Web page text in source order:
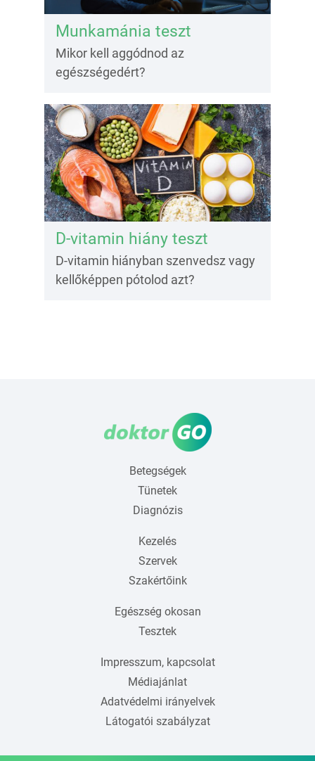
Munkamánia teszt
Mikor kell aggódnod az
egészségedért?
D-vitamin hiány teszt
D-vitamin hiányban szenvedsz vagy
kellőképpen pótolod azt?
Betegségek
Tünetek
Diagnózis
Kezelés
Szervek
Szakértőink
Egészség okosan
Tesztek
Impresszum, kapcsolat
Médiajánlat
Adatvédelmi irányelvek
Látogatói szabályzat